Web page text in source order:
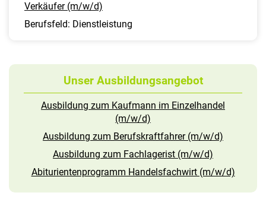
Verkäufer (m/w/d)
Berufsfeld: Dienstleistung
Unser Ausbildungsangebot
Ausbildung zum Kaufmann im Einzelhandel
(m/w/d)
Ausbildung zum Berufskraftfahrer (m/w/d)
Ausbildung zum Fachlagerist (m/w/d)
Abiturientenprogramm Handelsfachwirt (m/w/d)